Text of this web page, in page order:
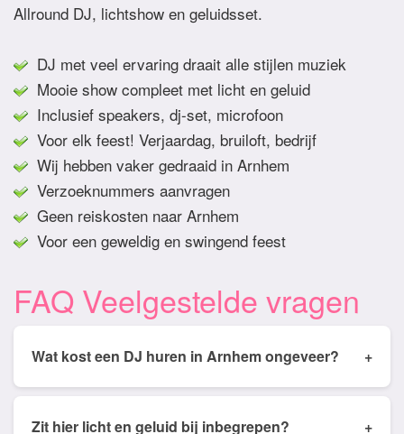
Allround DJ, lichtshow en geluidsset.
DJ met veel ervaring draait alle stijlen muziek
Mooie show compleet met licht en geluid
Inclusief speakers, dj-set, microfoon
Voor elk feest! Verjaardag, bruiloft, bedrijf
Wij hebben vaker gedraaid in Arnhem
Verzoeknummers aanvragen
Geen reiskosten naar Arnhem
Voor een geweldig en swingend feest
FAQ Veelgestelde vragen
Wat kost een DJ huren in Arnhem ongeveer? +
gemiddeld tussen de € 350,- en € 950,- Prijs is
Zit hier licht en geluid bij inbegrepen? +